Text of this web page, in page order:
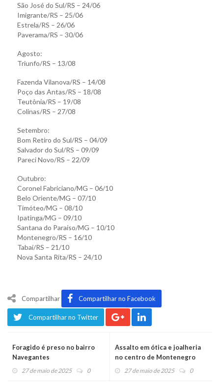
São José do Sul/RS – 24/06
Imigrante/RS – 25/06
Estrela/RS – 26/06
Paverama/RS – 30/06
Agosto:
Triunfo/RS – 13/08
Fazenda Vilanova/RS – 14/08
Poço das Antas/RS – 18/08
Teutônia/RS – 19/08
Colinas/RS – 27/08
Setembro:
Bom Retiro do Sul/RS – 04/09
Salvador do Sul/RS – 09/09
Pareci Novo/RS – 22/09
Outubro:
Coronel Fabriciano/MG – 06/10
Belo Oriente/MG – 07/10
Timóteo/MG – 08/10
Ipatinga/MG – 09/10
Santana do Paraíso/MG – 10/10
Montenegro/RS – 16/10
Tabaí/RS – 21/10
Nova Santa Rita/RS – 24/10
Compartilhar Compartilhar no Facebook
Compartilhar no Twitter
Foragido é preso no bairro
Navegantes
27 de maio de 2025 0
Assalto em ótica e joalheria
no centro de Montenegro
27 de maio de 2025 0